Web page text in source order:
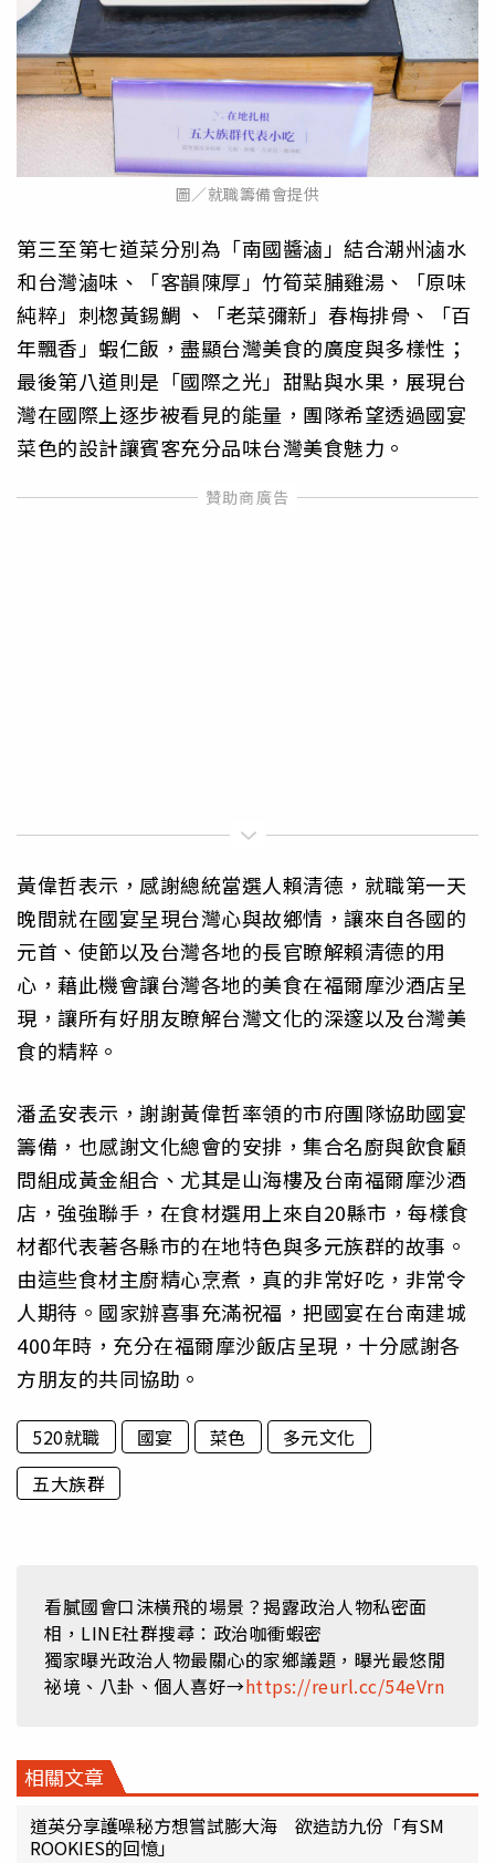
圖／就職籌備會提供
第三至第七道菜分別為「南國醬滷」結合潮州滷水
和台灣滷味、「客韻陳厚」竹筍菜脯雞湯、「原味
純粹」刺楤黃錫鯛 、「老菜彌新」春梅排骨、「百
年飄香」蝦仁飯，盡顯台灣美食的廣度與多樣性；
最後第八道則是「國際之光」甜點與水果，展現台
灣在國際上逐步被看見的能量，團隊希望透過國宴
菜色的設計讓賓客充分品味台灣美食魅力。
黃偉哲表示，感謝總統當選人賴清德，就職第一天
晚間就在國宴呈現台灣心與故鄉情，讓來自各國的
元首、使節以及台灣各地的長官瞭解賴清德的用
心，藉此機會讓台灣各地的美食在福爾摩沙酒店呈
現，讓所有好朋友瞭解台灣文化的深邃以及台灣美
食的精粹。
潘孟安表示，謝謝黃偉哲率領的市府團隊協助國宴
籌備，也感謝文化總會的安排，集合名廚與飲食顧
問組成黃金組合、尤其是山海樓及台南福爾摩沙酒
店，強強聯手，在食材選用上來自20縣市，每樣食
材都代表著各縣市的在地特色與多元族群的故事。
由這些食材主廚精心烹煮，真的非常好吃，非常令
人期待。國家辦喜事充滿祝福，把國宴在台南建城
400年時，充分在福爾摩沙飯店呈現，十分感謝各
方朋友的共同協助。
520就職 國宴 菜色
多元文化
五大族群
看膩國會口沫橫飛的場景？揭露政治人物私密面
相，LINE社群搜尋：政治咖衝蝦密
獨家曝光政治人物最關心的家鄉議題，曝光最悠閒
祕境、八卦、個人喜好→https://reurl.cc/54eVrn
相關文章
道英分享護噪秘方想嘗試膨大海 欲造訪九份「有SM
ROOKIES的回憶」